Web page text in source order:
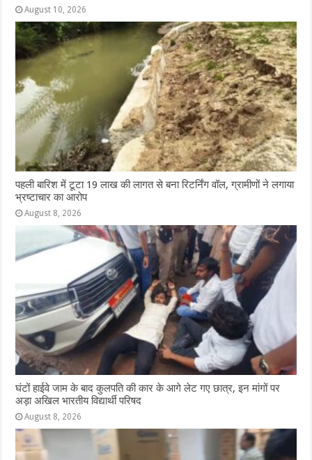
August 10, 2026
पहली बारिश में टूटा 19 लाख की लागत से बना रिटर्निंग वॉल, ग्रामीणों ने लगाया
भ्रष्टाचार का आरोप
August 8, 2026
घंटों हाईवे जाम के बाद कुलपति की कार के आगे लेट गए छात्र, इन मांगों पर
अड़ा अखिल भारतीय विद्यार्थी परिषद
August 8, 2026